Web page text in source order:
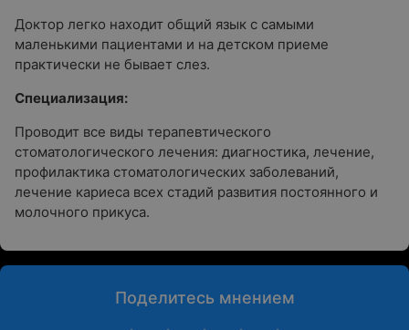
Доктор легко находит общий язык с самыми
маленькими пациентами и на детском приеме
практически не бывает слез.
Специализация:
Проводит все виды терапевтического
стоматологического лечения: диагностика, лечение,
профилактика стоматологических заболеваний,
лечение кариеса всех стадий развития постоянного и
молочного прикуса.
Поделитесь мнением